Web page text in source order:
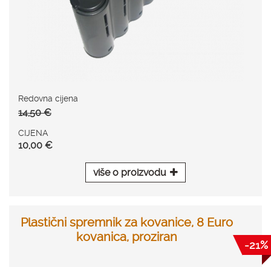
Redovna cijena
14,50 €
CIJENA
10,00 €
više o proizvodu
Plastični spremnik za kovanice, 8 Euro
kovanica, proziran
-21%